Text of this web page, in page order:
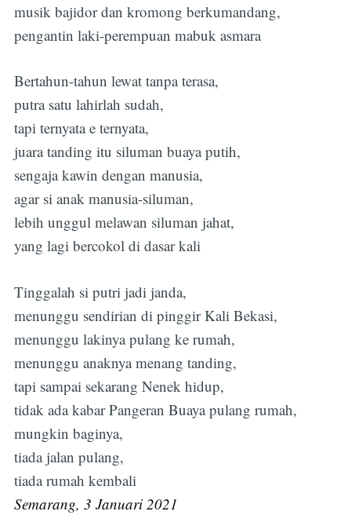
musik bajidor dan kromong berkumandang,
pengantin laki-perempuan mabuk asmara
Bertahun-tahun lewat tanpa terasa,
putra satu lahirlah sudah,
tapi ternyata e ternyata,
juara tanding itu siluman buaya putih,
sengaja kawin dengan manusia,
agar si anak manusia-siluman,
lebih unggul melawan siluman jahat,
yang lagi bercokol di dasar kali
Tinggalah si putri jadi janda,
menunggu sendirian di pinggir Kali Bekasi,
menunggu lakinya pulang ke rumah,
menunggu anaknya menang tanding,
tapi sampai sekarang Nenek hidup,
tidak ada kabar Pangeran Buaya pulang rumah,
mungkin baginya,
tiada jalan pulang,
tiada rumah kembali
Semarang, 3 Januari 2021